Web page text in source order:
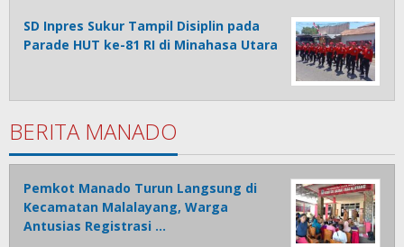
SD Inpres Sukur Tampil Disiplin pada
Parade HUT ke-81 RI di Minahasa Utara
BERITA MANADO
Pemkot Manado Turun Langsung di
Kecamatan Malalayang, Warga
Antusias Registrasi …